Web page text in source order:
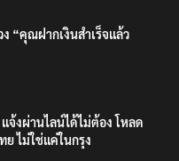
“คุณฝากเงินสำเร็จแล้ว
จ้งผ่านไลน์ได้ไม่ต้อง โหลด
ย ไม่ใช่แค่ในกรุง